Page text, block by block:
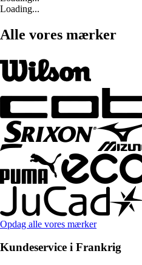
Loading...
Alle vores mærker
Opdag alle vores mærker
Kundeservice i Frankrig